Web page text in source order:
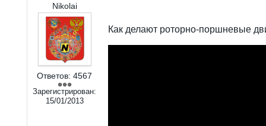
Nikolai
Ответов: 4567
Зарегистрирован:
15/01/2013
Как делают роторно-поршневые